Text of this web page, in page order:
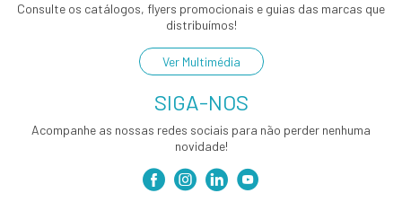
Consulte os catálogos, flyers promocionais e guias das marcas que
distribuímos!
Ver Multimédia
SIGA-NOS
Acompanhe as nossas redes sociais para não perder nenhuma
novidade!